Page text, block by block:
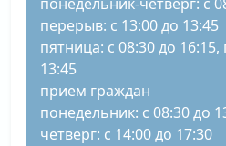
перерыв: с 13:00 до 13:45
пятница: с 08:30 до
13:45
прием граждан
понедельник: с 08:30 до
четверг: с 14:00 до 17:30